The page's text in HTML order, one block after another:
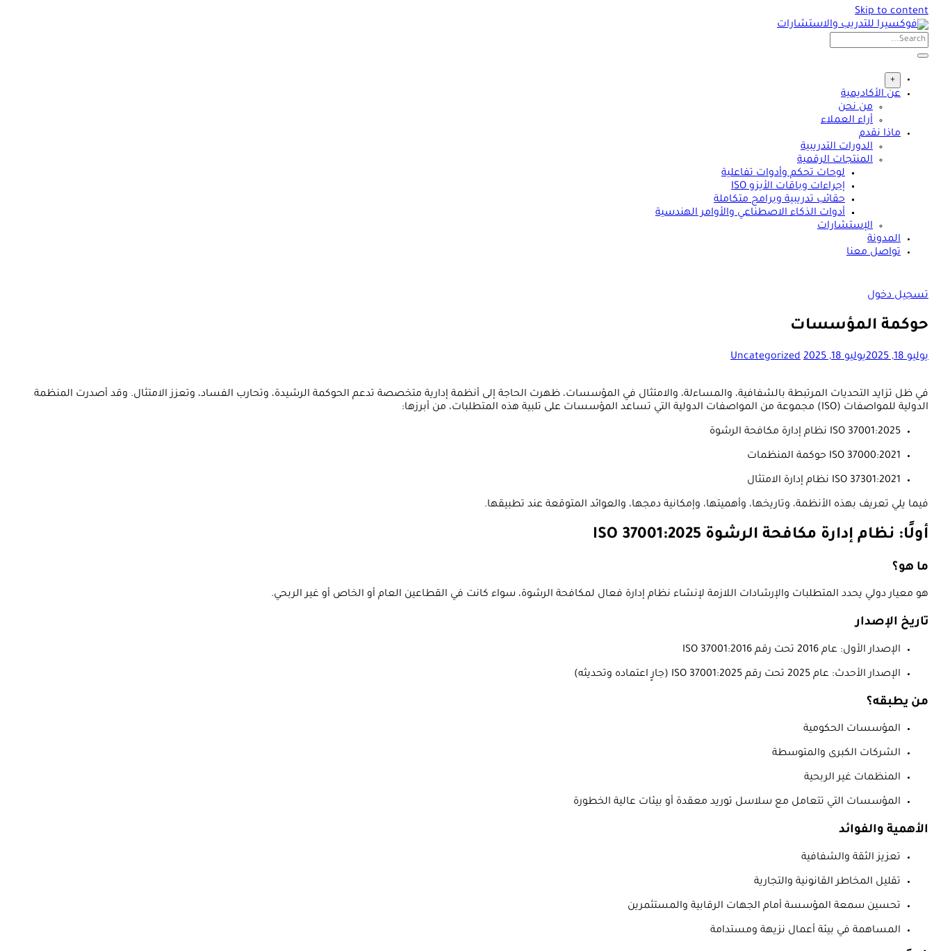
Skip to content
+
عن الأكاديمية
من نحن
أراء العملاء
ماذا نقدم
الدورات التدريبية
المنتجات الرقمية
لوحات تحكم وأدوات تفاعلية
إجراءات وباقات الأيزو ISO
حقائب تدريبية وبرامج متكاملة
أدوات الذكاء الاصطناعي والأوامر الهندسية
الإستشارات
المدونة
تواصل معنا
تسجيل دخول
حوكمة المؤسسات
يوليو 18, 2025 يوليو 18, 2025 Uncategorized
في ظل تزايد التحديات المرتبطة بالشفافية، والمساءلة، والامتثال في المؤسسات، ظهرت الحاجة إلى أنظمة إدارية متخصصة تدعم الحوكمة الرشيدة، وتحارب الفساد، وتعزز الامتثال. وقد أصدرت المنظمة
الدولية للمواصفات (ISO) مجموعة من المواصفات الدولية التي تساعد المؤسسات على تلبية هذه المتطلبات، من أبرزها:
ISO 37001:2025 نظام إدارة مكافحة الرشوة
ISO 37000:2021 حوكمة المنظمات
ISO 37301:2021 نظام إدارة الامتثال
فيما يلي تعريف بهذه الأنظمة، وتاريخها، وأهميتها، وإمكانية دمجها، والعوائد المتوقعة عند تطبيقها.
أولًا: نظام إدارة مكافحة الرشوة ISO 37001:2025
ما هو؟
هو معيار دولي يحدد المتطلبات والإرشادات اللازمة لإنشاء نظام إدارة فعال لمكافحة الرشوة، سواء كانت في القطاعين العام أو الخاص أو غير الربحي.
تاريخ الإصدار
الإصدار الأول: عام 2016 تحت رقم ISO 37001:2016
الإصدار الأحدث: عام 2025 تحت رقم ISO 37001:2025 (جارٍ اعتماده وتحديثه)
من يطبقه؟
المؤسسات الحكومية
الشركات الكبرى والمتوسطة
المنظمات غير الربحية
المؤسسات التي تتعامل مع سلاسل توريد معقدة أو بيئات عالية الخطورة
الأهمية والفوائد
تعزيز الثقة والشفافية
تقليل المخاطر القانونية والتجارية
تحسين سمعة المؤسسة أمام الجهات الرقابية والمستثمرين
المساهمة في بيئة أعمال نزيهة ومستدامة